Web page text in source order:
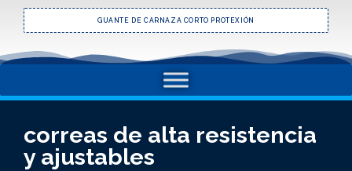
GUANTE DE CARNAZA CORTO PROTEXIÓN
correas de alta resistencia
y ajustables